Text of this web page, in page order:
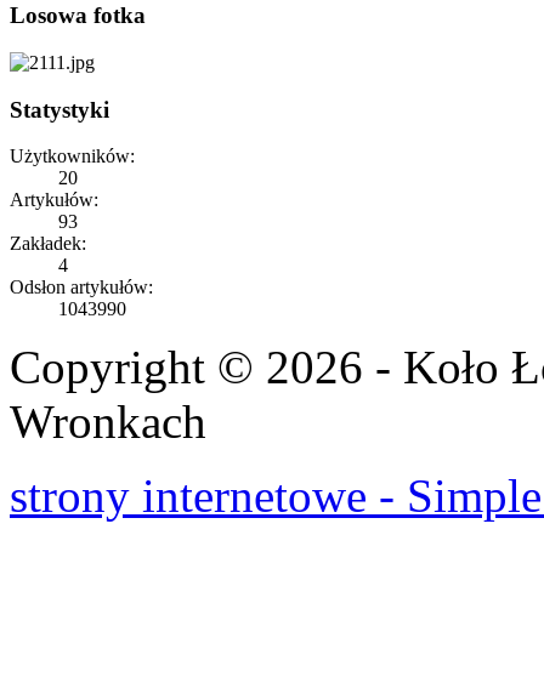
Losowa fotka
Statystyki
Użytkowników:
20
Artykułów:
93
Zakładek:
4
Odsłon artykułów:
1043990
Copyright © 2026 - Koło
Wronkach
strony internetowe -